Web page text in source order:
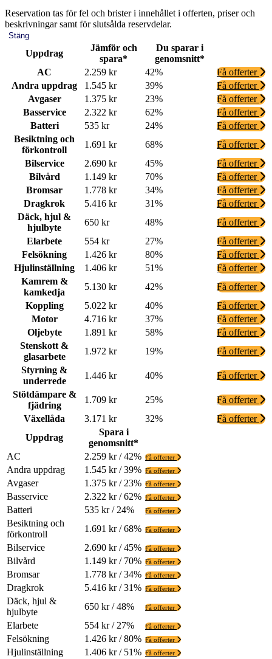
Reservation tas för fel och brister i innehållet i offerten, priser och
beskrivningar samt för slutsålda reservdelar.
Stäng
Uppdrag
Jämför och
spara*
Du sparar i
genomsnitt*
AC
2.259 kr 42%
Få offerter
Andra uppdrag
1.545 kr 39%
Få offerter
Avgaser
1.375 kr 23%
Få offerter
Basservice
2.322 kr 62%
Få offerter
Batteri
535 kr 24%
Få offerter
Besiktning och
förkontroll
1.691 kr 68%
Få offerter
Bilservice
2.690 kr 45%
Få offerter
Bilvård
1.149 kr 70%
Få offerter
Bromsar
1.778 kr 34%
Få offerter
Dragkrok
5.416 kr 31%
Få offerter
Däck, hjul &
hjulbyte
650 kr 48%
Få offerter
Elarbete
554 kr 27%
Få offerter
Felsökning
1.426 kr 80%
Få offerter
Hjulinställning
1.406 kr 51%
Få offerter
Kamrem &
kamkedja
5.130 kr 42%
Få offerter
Koppling
5.022 kr 40%
Få offerter
Motor
4.716 kr 37%
Få offerter
Oljebyte
1.891 kr 58%
Få offerter
Stenskott &
glasarbete
1.972 kr 19%
Få offerter
Styrning &
underrede
1.446 kr 40%
Få offerter
Stötdämpare &
fjädring
1.709 kr 25%
Få offerter
Växellåda
3.171 kr 32%
Få offerter
Uppdrag
Spara i
genomsnitt*
AC
2.259 kr / 42% Få offerter
Andra uppdrag 1.545 kr / 39% Få offerter
Avgaser 1.375 kr / 23% Få offerter
Basservice 2.322 kr / 62% Få offerter
Batteri 535 kr / 24% Få offerter
Besiktning och
förkontroll
1.691 kr / 68% Få offerter
Bilservice 2.690 kr / 45% Få offerter
Bilvård 1.149 kr / 70% Få offerter
Bromsar 1.778 kr / 34% Få offerter
Dragkrok 5.416 kr / 31% Få offerter
Däck, hjul &
hjulbyte
650 kr / 48% Få offerter
Elarbete 554 kr / 27% Få offerter
Felsökning 1.426 kr / 80% Få offerter
Hjulinställning 1.406 kr / 51% Få offerter